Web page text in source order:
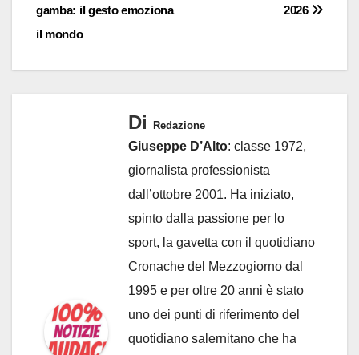
n
s
2026
gamba: il gesto emoziona
il mondo
Di Redazione
Giuseppe D’Alto: classe 1972,
giornalista professionista
dall’ottobre 2001. Ha iniziato,
spinto dalla passione per lo
sport, la gavetta con il quotidiano
Cronache del Mezzogiorno dal
1995 e per oltre 20 anni è stato
uno dei punti di riferimento del
quotidiano salernitano che ha